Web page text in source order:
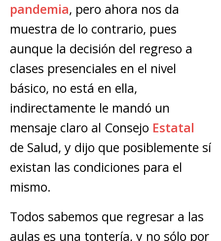
pandemia, pero ahora nos da
muestra de lo contrario, pues
aunque la decisión del regreso a
clases presenciales en el nivel
básico, no está en ella,
indirectamente le mandó un
mensaje claro al Consejo Estatal
de Salud, y dijo que posiblemente sí
existan las condiciones para el
mismo.
Todos sabemos que regresar a las
aulas es una tontería, y no sólo por